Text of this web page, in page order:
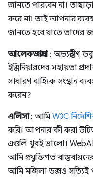
জানতে পারবেন না।
করে না! তাই আপনার
জানতে হবে যাতে তাদের
আলেকজান্দ্রা: অভ্যন্তরীণ
ইঞ্জিনিয়ারদের সহায়তা
সাধারণ বাহ্যিক সংস্থান
করেন?
এলিসা: আমি W3C
করি। আপনার কী করা
এগুলি খুবই ভালো।
আমি প্রযুক্তিগত
আমি মজিলা ডক্সও সত্যিই